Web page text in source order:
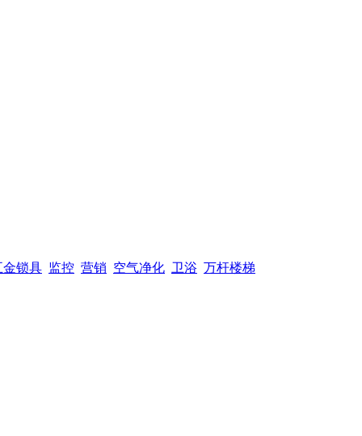
金锁具 监控 营销 空气净化 卫浴 万杆楼梯